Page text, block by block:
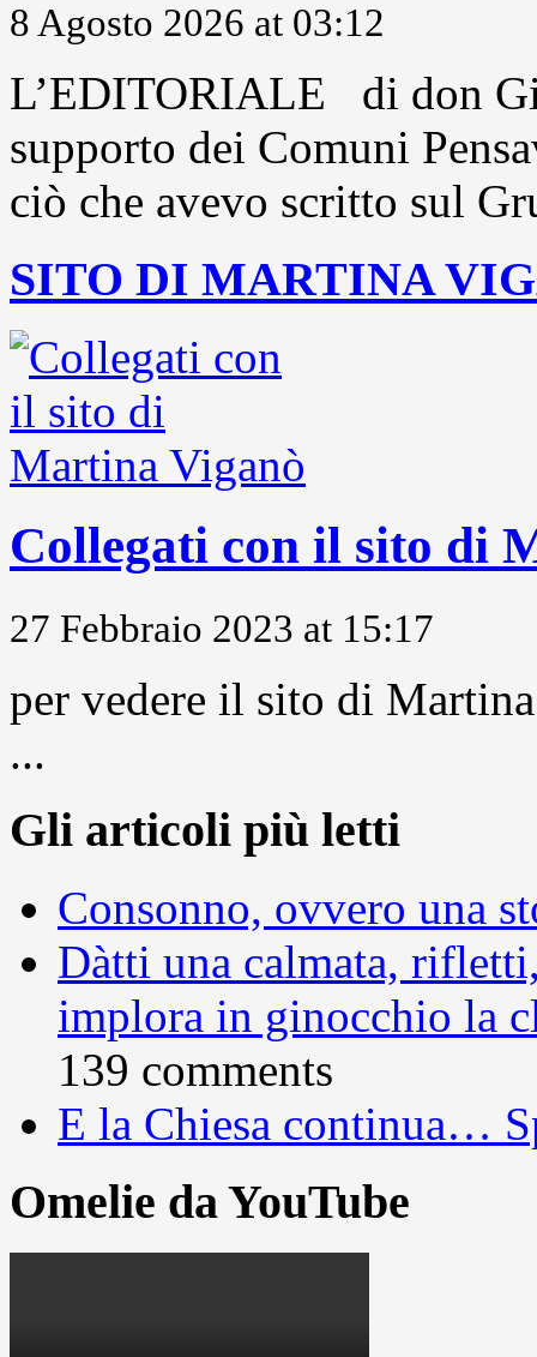
8 Agosto 2026 at 03:12
L’EDITORIALE di don
supporto dei Comuni
ciò che avevo scritto sul
SITO DI MARTINA
Collegati con il sito di
27 Febbraio 2023 at 15:17
per vedere il sito di
...
Gli articoli più letti
Consonno, ovvero una
Dàtti una calmata,
implora in ginocchio la
139 comments
E la Chiesa continua…
Omelie da YouTube